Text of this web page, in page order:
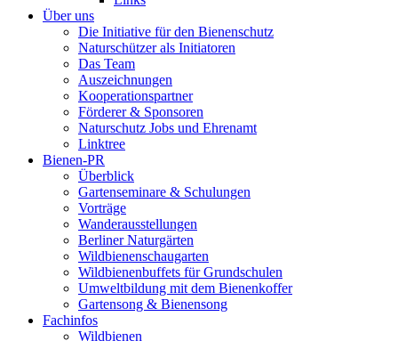
Über uns
Die Initiative für den Bienenschutz
Naturschützer als Initiatoren
Das Team
Auszeichnungen
Kooperationspartner
Förderer & Sponsoren
Naturschutz Jobs und Ehrenamt
Linktree
Bienen-PR
Überblick
Gartenseminare & Schulungen
Vorträge
Wanderausstellungen
Berliner Naturgärten
Wildbienenschaugarten
Wildbienenbuffets für Grundschulen
Umweltbildung mit dem Bienenkoffer
Gartensong & Bienensong
Fachinfos
Wildbienen